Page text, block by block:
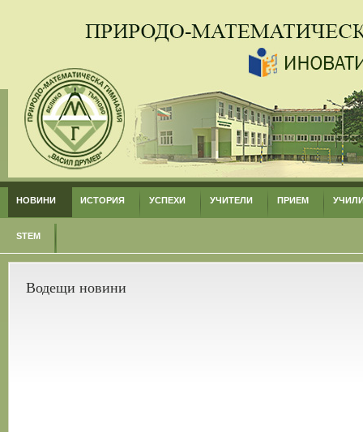
НОВИНИ ИСТОРИЯ УСПЕХИ УЧИТЕЛИ ПРИЕМ
STEM
Водещи новини